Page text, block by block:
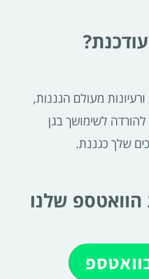
מעולם הגננות,
לשימושך בגן
שלך כגננת.
שלנו